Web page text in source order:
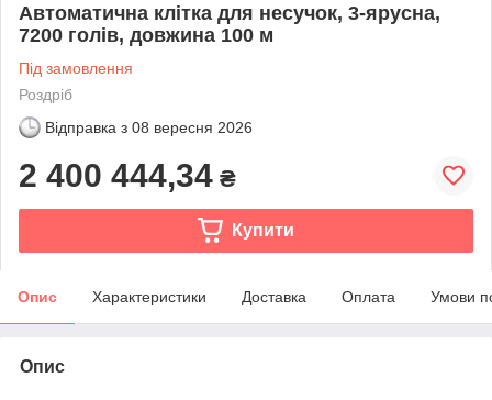
Автоматична клітка для несучок, 3-ярусна,
7200 голів, довжина 100 м
Під замовлення
Роздріб
Відправка з 08 вересня 2026
2 400 444,34 ₴
Купити
Опис Характеристики Доставка Оплата Умови
Опис